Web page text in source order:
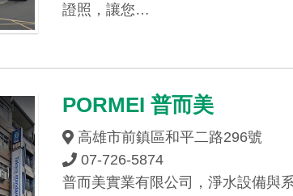
證照，讓您…
PORMEI 普而美
高雄市前鎮區和平二路296號
07-726-5874
普而美實業有限公司，淨水設備與